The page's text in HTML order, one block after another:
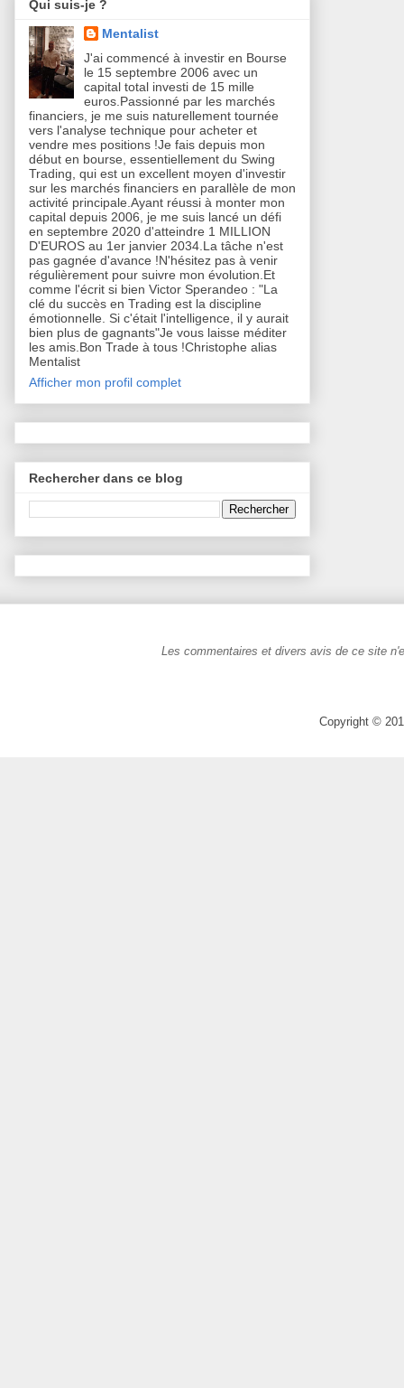
Qui suis-je ?
Mentalist
J'ai commencé à investir en Bourse
le 15 septembre 2006 avec un
capital total investi de 15 mille
euros.Passionné par les marchés
financiers, je me suis naturellement tournée
vers l'analyse technique pour acheter et
vendre mes positions !Je fais depuis mon
début en bourse, essentiellement du Swing
Trading, qui est un excellent moyen d'investir
sur les marchés financiers en parallèle de mon
activité principale.Ayant réussi à monter mon
capital depuis 2006, je me suis lancé un défi
en septembre 2020 d'atteindre 1 MILLION
D'EUROS au 1er janvier 2034.La tâche n'est
pas gagnée d'avance !N'hésitez pas à venir
régulièrement pour suivre mon évolution.Et
comme l'écrit si bien Victor Sperandeo : "La
clé du succès en Trading est la discipline
émotionnelle. Si c'était l'intelligence, il y aurait
bien plus de gagnants"Je vous laisse méditer
les amis.Bon Trade à tous !Christophe alias
Mentalist
Afficher mon profil complet
Rechercher dans ce blog
Les commentaires et divers avis de ce site
Copyright ©